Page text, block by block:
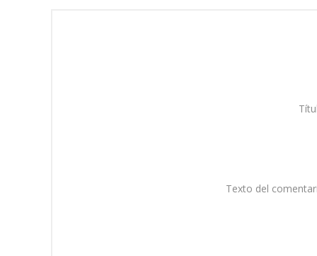
Texto del